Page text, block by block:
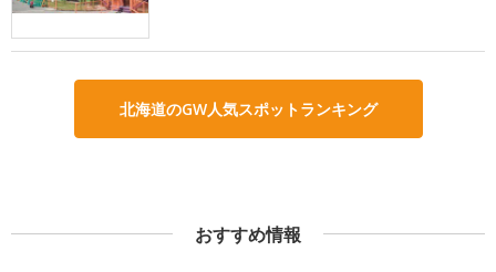
北海道のGW人気スポットランキング
おすすめ情報